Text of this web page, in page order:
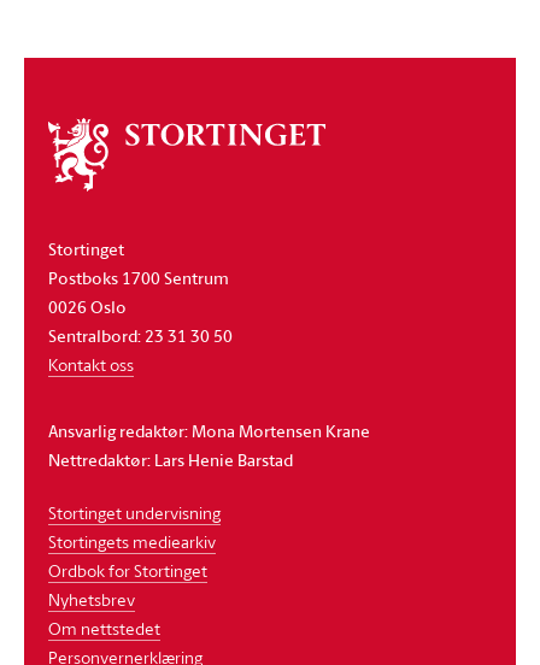
Om
stortinget
Stortinget
Postboks 1700 Sentrum
0026 Oslo
Sentralbord: 23 31 30 50
Kontakt oss
Ansvarlig redaktør: Mona Mortensen Krane
Nettredaktør: Lars Henie Barstad
Stortinget undervisning
Stortingets mediearkiv
Ordbok for Stortinget
Nyhetsbrev
Om nettstedet
Personvernerklæring